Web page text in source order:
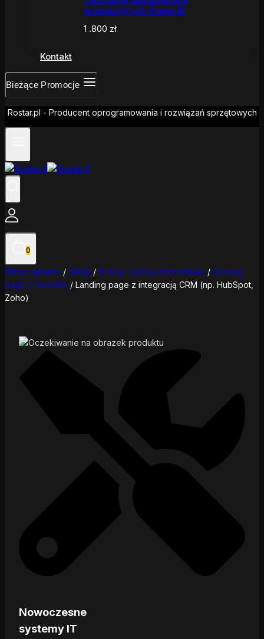
produkcyjnych Power BI
1 .800 zł
Kontakt
Bieżące Promocje
Rostar.pl - Producent oprogramowania i rozwiązań sprzętowych
0
Strona główna / Sklep / Strony i sklepy internetowe / Landing
page / microsite / Landing page z integracją CRM (np. HubSpot,
Zoho)
Nowoczesne
systemy IT